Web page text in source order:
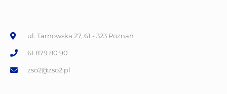
ul. Tarnowska 27, 61 - 323 Poznań
61 879 80 90
zso2@zso2.pl